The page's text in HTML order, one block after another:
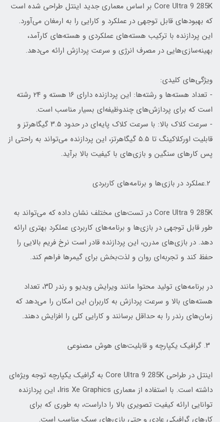
Core Ultra 9 285K بر اساس معماری جدید اینتل طراحی شده است
که بهبودهای قابل توجهی در عملکرد و کارایی را به ارمغان می‌آورد.
این پردازنده با ترکیب هسته‌های عملکردی و هسته‌های کارآمد،
بهینه‌سازی‌هایی در مصرف انرژی و سرعت پردازش ارائه می‌دهد.
ویژگی‌های کلیدی:
- تعداد هسته‌ها و رشته‌ها: این پردازنده دارای ۱۶ هسته و ۲۴ رشته
است که برای پردازش‌های چندوظیفه‌ای بسیار مناسب است.
- سرعت کلاک بالا: با سرعت کلاک پایه‌ای در حدود ۳.۵ گیگاهرتز و
قابلیت اورکلاکینگ تا ۵.۵ گیگاهرتز، این پردازنده می‌تواند به راحتی از
پس کارهای سنگین و بازی‌های با کیفیت بالا برآید.
Core Ultra 9 285K در تست‌های مختلف نشان داده که می‌تواند به
طور قابل توجهی در بازی‌ها و برنامه‌های کاربردی عملکرد بهتری ارائه
دهد. در بازی‌های مدرن، این پردازنده قادر است نرخ فریم بالایی را
حفظ کند و تجربه‌ای روان و لذت‌بخش برای گیمرها فراهم کند.
در برنامه‌های تولید محتوا مانند ویرایش ویدیو و رندر ۳D، تعداد
هسته‌های بالا و سرعت پردازش به کاربران این امکان را می‌دهد که
زمان‌های رندر را به حداقل برسانند و کارایی کلی را افزایش دهند.
اینتل در طراحی Core Ultra 9 285K به گرافیک یکپارچه توجه ویژه‌ای
داشته است. با استفاده از معماری Iris Xe Graphics، این پردازنده
توانایی ارائه کیفیت تصویری بالا را داراست، به طوری که برای